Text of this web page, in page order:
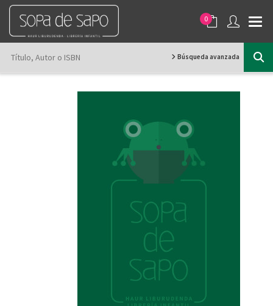
0
Búsqueda avanzada